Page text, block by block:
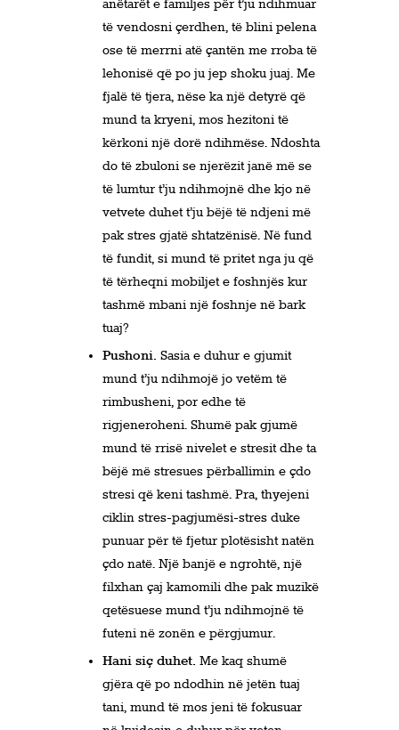
anëtarët e familjes për t’ju ndihmuar
të vendosni çerdhen, të blini pelena
ose të merrni atë çantën me rroba të
lehonisë që po ju jep shoku juaj. Me
fjalë të tjera, nëse ka një detyrë që
mund ta kryeni, mos hezitoni të
kërkoni një dorë ndihmëse. Ndoshta
do të zbuloni se njerëzit janë më se
të lumtur t’ju ndihmojnë dhe kjo në
vetvete duhet t’ju bëjë të ndjeni më
pak stres gjatë shtatzënisë. Në fund
të fundit, si mund të pritet nga ju që
të tërheqni mobiljet e foshnjës kur
tashmë mbani një foshnje në bark
tuaj?
Pushoni. Sasia e duhur e gjumit
mund t’ju ndihmojë jo vetëm të
rimbusheni, por edhe të
rigjeneroheni. Shumë pak gjumë
mund të rrisë nivelet e stresit dhe ta
bëjë më stresues përballimin e çdo
stresi që keni tashmë. Pra, thyejeni
ciklin stres-pagjumësi-stres duke
punuar për të fjetur plotësisht natën
çdo natë. Një banjë e ngrohtë, një
filxhan çaj kamomili dhe pak muzikë
qetësuese mund t’ju ndihmojnë të
futeni në zonën e përgjumur.
Hani siç duhet. Me kaq shumë
gjëra që po ndodhin në jetën tuaj
tani, mund të mos jeni të fokusuar